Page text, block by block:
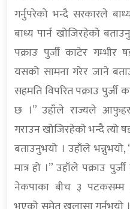
गर्नुपरेको भन्दै सरकारले
बाध्य पार्न खोजिरहेको
पक्राउ पुर्जी काटेर गम्भीर
यसको सामना गरेर जाने
सहमति विपरित पक्राउ पुर्जी
छ ।” उहाँले राज्यले
गराउन खोजिरहेको भन्दै त्यो
बताउनुभयो । उहाँले भन्नुभयो,
मात्र हो ।” उहाँले पक्राउ
नेकपाका बीच ३